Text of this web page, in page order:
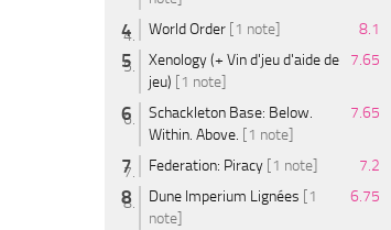
World Order [1 note]
8.1
Xenology (+ Vin d'jeu d'aide de
jeu) [1 note]
7.65
Schackleton Base: Below.
Within. Above. [1 note]
7.65
Federation: Piracy [1 note]
7.2
Dune Imperium Lignées [1
note]
6.75